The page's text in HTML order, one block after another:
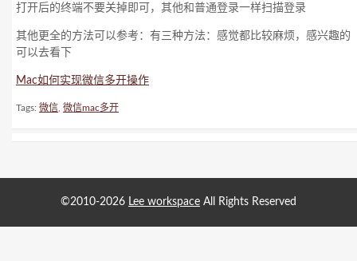
打开后的终端不要关掉即可，其他和普通登录一样扫描登录
其他更全的方法可以参考：有三种方法：感觉都比较麻烦，感兴趣的
可以去看下
Mac如何实现微信多开操作
Tags: 微信 微信mac多开
©2010-2026 Lee workspace All Rights Reserved